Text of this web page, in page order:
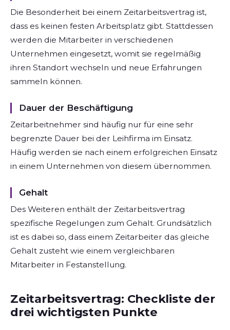
Die Besonderheit bei einem Zeitarbeitsvertrag ist,
dass es keinen festen Arbeitsplatz gibt. Stattdessen
werden die Mitarbeiter in verschiedenen
Unternehmen eingesetzt, womit sie regelmäßig
ihren Standort wechseln und neue Erfahrungen
sammeln können.
Dauer der Beschäftigung
Zeitarbeitnehmer sind häufig nur für eine sehr
begrenzte Dauer bei der Leihfirma im Einsatz.
Häufig werden sie nach einem erfolgreichen Einsatz
in einem Unternehmen von diesem übernommen.
Gehalt
Des Weiteren enthält der Zeitarbeitsvertrag
spezifische Regelungen zum Gehalt. Grundsätzlich
ist es dabei so, dass einem Zeitarbeiter das gleiche
Gehalt zusteht wie einem vergleichbaren
Mitarbeiter in Festanstellung.
Zeitarbeitsvertrag: Checkliste der
drei wichtigsten Punkte